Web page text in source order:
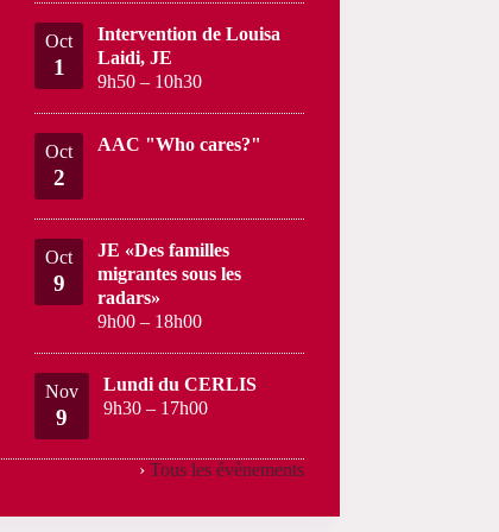
Oct
1
Intervention de Louisa
Laidi, JE
9h50 – 10h30
Oct
2
AAC "Who cares?"
Oct
9
JE «Des familles
migrantes sous les
radars»
9h00 – 18h00
Nov
9
Lundi du CERLIS
9h30 – 17h00
› Tous les évènements